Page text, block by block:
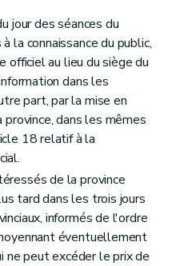
jour des séances du
la connaissance du public,
officiel au lieu du siège du
dans les
part, par la mise en
dans les mêmes
18 relatif à la
de la province
tard dans les trois jours
informés de l'ordre
éventuellement
ne peut excéder le prix de